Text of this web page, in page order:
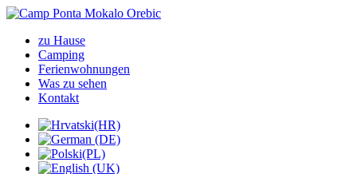
zu Hause
Camping
Ferienwohnungen
Was zu sehen
Kontakt